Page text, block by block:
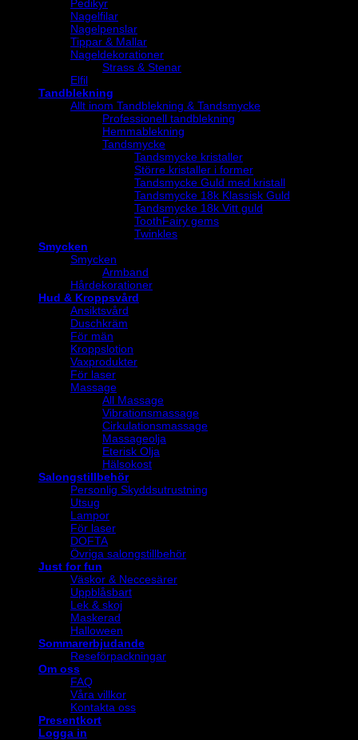
Pedikyr
Nagelfilar
Nagelpenslar
Tippar & Mallar
Nageldekorationer
Strass & Stenar
Elfil
Tandblekning
Allt inom Tandblekning & Tandsmycke
Professionell tandblekning
Hemmablekning
Tandsmycke
Tandsmycke kristaller
Större kristaller i former
Tandsmycke Guld med kristall
Tandsmycke 18k Klassisk Guld
Tandsmycke 18k Vitt guld
ToothFairy gems
Twinkles
Smycken
Smycken
Armband
Hårdekorationer
Hud & Kroppsvård
Ansiktsvård
Duschkräm
För män
Kroppslotion
Vaxprodukter
För laser
Massage
All Massage
Vibrationsmassage
Cirkulationsmassage
Massageolja
Eterisk Olja
Hälsokost
Salongstillbehör
Personlig Skyddsutrustning
Utsug
Lampor
För laser
DOFTA
Övriga salongstillbehör
Just for fun
Väskor & Neccesärer
Uppblåsbart
Lek & skoj
Maskerad
Halloween
Sommarerbjudande
Reseförpackningar
Om oss
FAQ
Våra villkor
Kontakta oss
Presentkort
Logga in